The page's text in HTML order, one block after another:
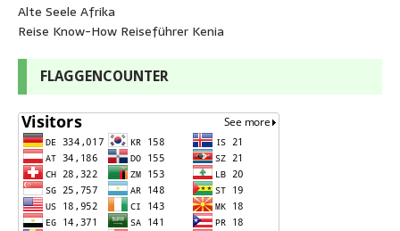
Alte Seele Afrika
Reise Know-How Reiseführer Kenia
FLAGGENCOUNTER